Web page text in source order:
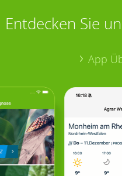
Entdecken Sie
App